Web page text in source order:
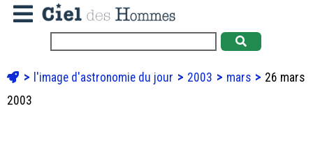
l'image d'astronomie du jour 2003 mars
26 mars
2003